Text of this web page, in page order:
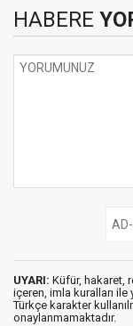
HABERE
UYARI: Küfür, hakaret,
içeren, imla kuralları ile
Türkçe karakter
onaylanmamaktadır.